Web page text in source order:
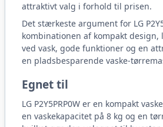
attraktivt valg i forhold til prisen.
Det stærkeste argument for LG
kombinationen af kompakt
ved vask, gode funktioner og en
en pladsbesparende vaske-
Egnet til
LG P2Y5PRP0W er en kompakt
en vaskekapacitet på 8 kg og en